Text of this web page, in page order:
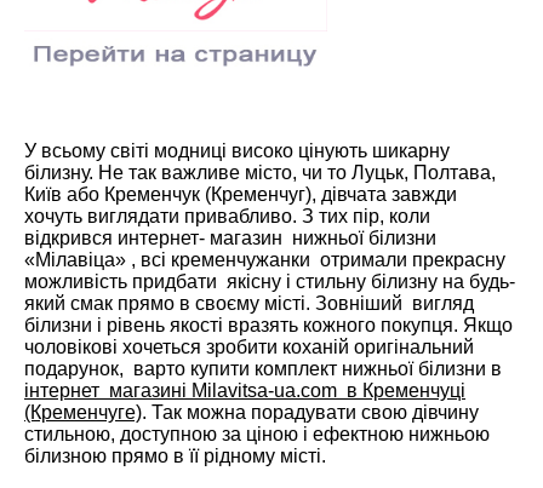
У всьому світі модниці високо цінують шикарну
білизну. Не так важливе місто, чи то Луцьк, Полтава,
Київ або Кременчук (Кременчуг), дівчата завжди
хочуть виглядати привабливо. З тих пір, коли
відкрився интернет- магазин нижньої білизни
«Мілавіца» , всі кременчужанки отримали прекрасну
можливість придбати якісну і стильну білизну на будь-
який смак прямо в своєму місті. Зовніший вигляд
білизни і рівень якості вразять кожного покупця. Якщо
чоловікові хочеться зробити коханій оригінальний
подарунок, варто купити комплект нижньої білизни в
інтернет магазині Milavitsa-ua.com в Кременчуці
(Кременчуге). Так можна порадувати свою дівчину
стильною, доступною за ціною і ефектною нижньою
білизною прямо в її рідному місті.